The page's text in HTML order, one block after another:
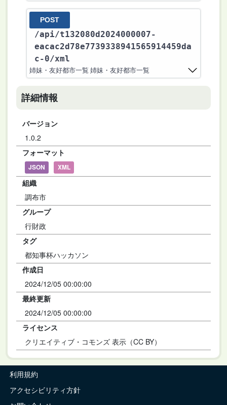
POST
/api/t132080d2024000007-
eacac2d78e7739338941565914459da
c-0/xml
姉妹・友好都市一覧 姉妹・友好都市一覧
詳細情報
バージョン
1.0.2
フォーマット
JSON XML
組織
調布市
グループ
行財政
タグ
都知事杯ハッカソン
作成日
2024/12/05 00:00:00
最終更新
2024/12/05 00:00:00
ライセンス
クリエイティブ・コモンズ 表示（CC BY）
利用規約
アクセシビリティ方針